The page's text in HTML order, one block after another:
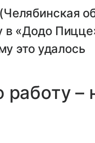
в «Додо
это удалось
работу –